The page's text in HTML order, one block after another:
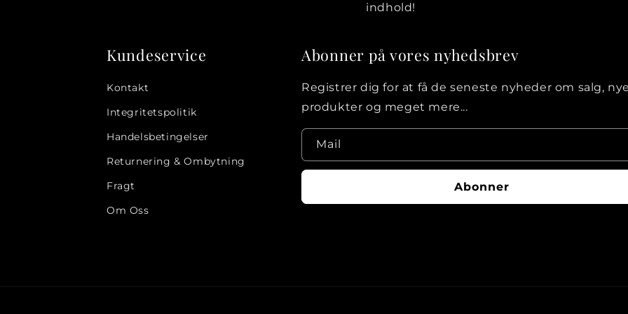
indhold!
Kundeservice
Kontakt
Integritetspolitik
Handelsbetingelser
Returnering & Ombytning
Fragt
Om Oss
Abonner på vores nyhedsbrev
Registrer dig for at få de seneste nyheder om salg,
produkter og meget mere...
Mail
Abonner